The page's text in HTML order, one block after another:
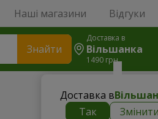
Наші магазини Відгуки
Знайти
Доставка в
Вільшанка
1490 грн
Доставка в
Так
Змінити